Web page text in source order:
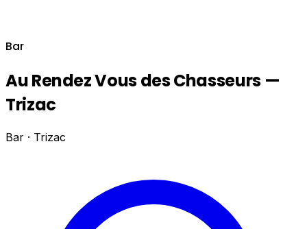
Bar
Au Rendez Vous des Chasseurs —
Trizac
Bar · Trizac